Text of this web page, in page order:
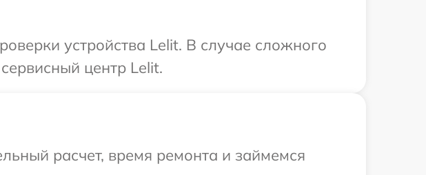
устройства Lelit. В случае сложного
центр Lelit.
расчет, время ремонта и займемся